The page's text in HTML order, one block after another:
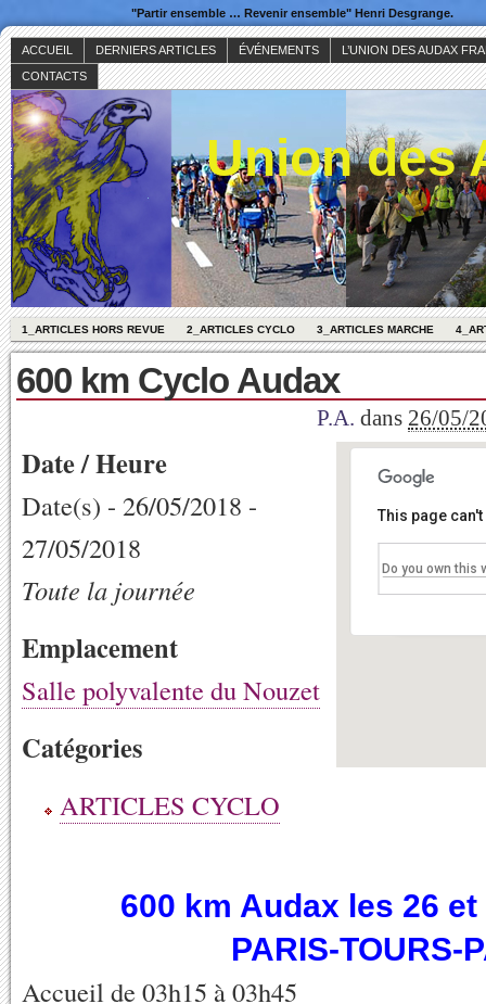
"Partir ensemble … Revenir ensemble" Henri Desgrange.
ACCUEIL DERNIERS ARTICLES ÉVÉNEMENTS
L’UNION DES AUDAX
CONTACTS
Union des
1_ARTICLES HORS REVUE 2_ARTICLES CYCLO 3_ARTICLES MARCHE
600 km Cyclo Audax
P.A. dans 26/05/
This page
Do you own this
Date / Heure
Date(s) - 26/05/2018 -
27/05/2018
Toute la journée
Emplacement
Salle polyvalente du Nouzet
Catégories
ARTICLES CYCLO
600 km Audax les 26
PARIS-TOURS-
Accueil de 03h15 à 03h45